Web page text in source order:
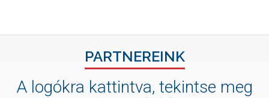
PARTNEREINK
A logókra kattintva, tekintse meg